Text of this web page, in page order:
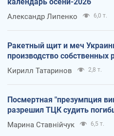
Александр Липенко 6,0 т.
Ракетный щит и меч
производство собственных
Кирилл Татаринов 2,8 т.
Посмертная "презумпция
разрешил ТЦК судить
Марина Ставнійчук 6,5 т.